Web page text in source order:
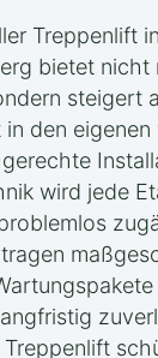
Treppenlift
bietet nicht
steigert
den eigenen
wird jede